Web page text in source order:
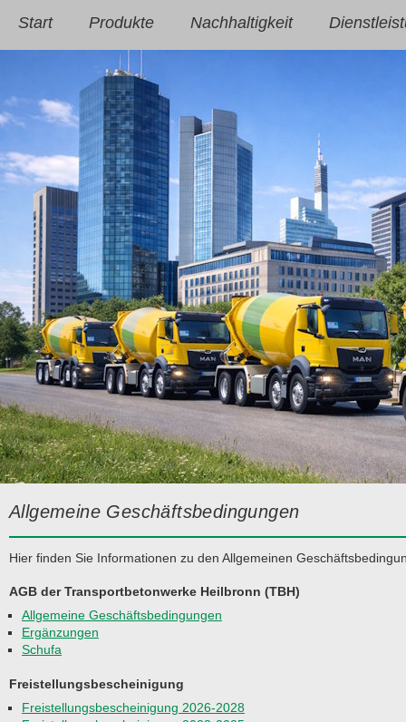
Start Produkte Nachhaltigkeit
Allgemeine Geschäftsbedingungen
Hier finden Sie Informationen zu den Allgemeinen
AGB der Transportbetonwerke Heilbronn (TBH)
Allgemeine Geschäftsbedingungen
Ergänzungen
Schufa
Freistellungsbescheinigung
Freistellungsbescheinigung 2026-2028